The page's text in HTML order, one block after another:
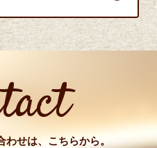
せは、こちらから。